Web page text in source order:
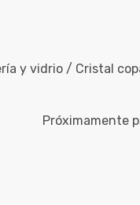
y vidrio / Cristal
Próximamente